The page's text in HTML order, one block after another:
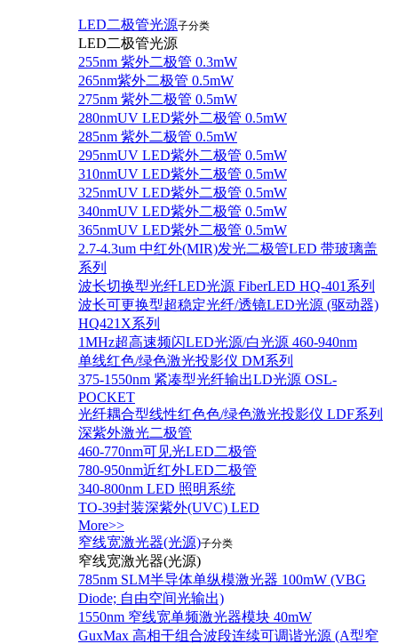
LED二极管光源子分类
LED二极管光源
255nm 紫外二极管 0.3mW
265nm紫外二极管 0.5mW
275nm 紫外二极管 0.5mW
280nmUV LED紫外二极管 0.5mW
285nm 紫外二极管 0.5mW
295nmUV LED紫外二极管 0.5mW
310nmUV LED紫外二极管 0.5mW
325nmUV LED紫外二极管 0.5mW
340nmUV LED紫外二极管 0.5mW
365nmUV LED紫外二极管 0.5mW
2.7-4.3um 中红外(MIR)发光二极管LED 带玻璃盖
系列
波长切换型光纤LED光源 FiberLED HQ-401系列
波长可更换型超稳定光纤/透镜LED光源 (驱动器)
HQ421X系列
1MHz超高速频闪LED光源/白光源 460-940nm
单线红色/绿色激光投影仪 DM系列
375-1550nm 紧凑型光纤输出LD光源 OSL-
POCKET
光纤耦合型线性红色色/绿色激光投影仪 LDF系列
深紫外激光二极管
460-770nm可见光LED二极管
780-950nm近红外LED二极管
340-800nm LED 照明系统
TO-39封装深紫外(UVC) LED
More>>
窄线宽激光器(光源)子分类
窄线宽激光器(光源)
785nm SLM半导体单纵模激光器 100mW (VBG
Diode; 自由空间光输出)
1550nm 窄线宽单频激光器模块 40mW
GuxMax 高相干组合波段连续可调谐光源 (A型窄